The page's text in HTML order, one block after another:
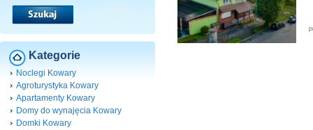
Kategorie
Noclegi Kowary
Agroturystyka Kowary
Apartamenty Kowary
Domy do wynajęcia Kowary
Domki Kowary